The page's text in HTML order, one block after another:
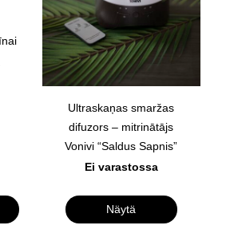
Ultraskaņas smaržas
difuzors – mitrinātājs
Vonivi “Saldus Sapnis”
Ei varastossa
Näytä